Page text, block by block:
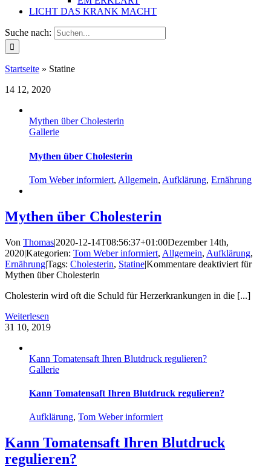
LICHT DAS KRANK MACHT
Suche nach:
Startseite » Statine
14 12, 2020
Mythen über Cholesterin
Gallerie
Mythen über Cholesterin
Tom Weber informiert, Allgemein, Aufklärung, Ernährung
Mythen über Cholesterin
Von Thomas|2020-12-14T08:56:37+01:00Dezember 14th,
2020|Kategorien: Tom Weber informiert, Allgemein, Aufklärung,
Ernährung|Tags: Cholesterin, Statine|Kommentare deaktiviert für
Mythen über Cholesterin
Cholesterin wird oft die Schuld für Herzerkrankungen in die [...]
Weiterlesen
31 10, 2019
Kann Tomatensaft Ihren Blutdruck regulieren?
Gallerie
Kann Tomatensaft Ihren Blutdruck regulieren?
Aufklärung, Tom Weber informiert
Kann Tomatensaft Ihren Blutdruck
regulieren?